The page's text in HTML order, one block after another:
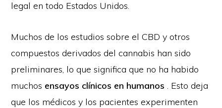
legal en todo Estados Unidos.
Muchos de los estudios sobre el CBD y otros
compuestos derivados del cannabis han sido
preliminares, lo que significa que no ha habido
muchos ensayos clínicos en humanos . Esto deja
que los médicos y los pacientes experimenten